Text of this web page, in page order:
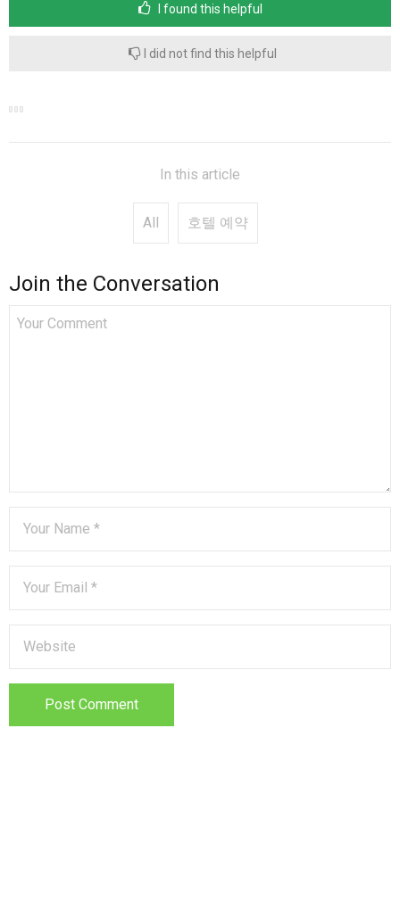
I found this helpful
I did not find this helpful
In this article
All 호텔 예약
Join the Conversation